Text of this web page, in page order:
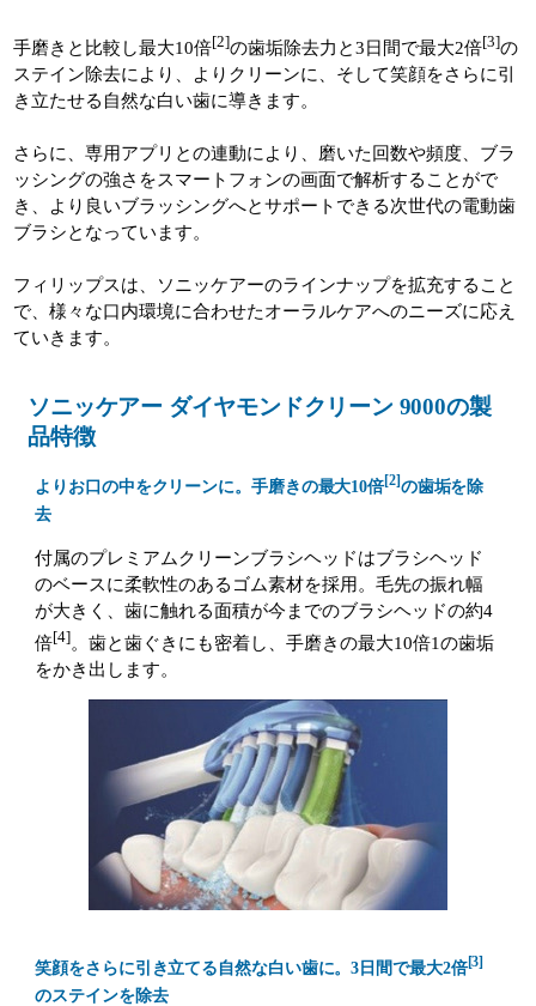
手磨きと比較し最大10倍[2]の歯垢除去力と3日間で最大2倍[3]の
ステイン除去により、よりクリーンに、そして笑顔をさらに引
き立たせる自然な白い歯に導きます。
さらに、専用アプリとの連動により、磨いた回数や頻度、ブラ
ッシングの強さをスマートフォンの画面で解析することがで
き、より良いブラッシングへとサポートできる次世代の電動歯
ブラシとなっています。
フィリップスは、ソニッケアーのラインナップを拡充すること
で、様々な口内環境に合わせたオーラルケアへのニーズに応え
ていきます。
ソニッケアー ダイヤモンドクリーン 9000の製
品特徴
よりお口の中をクリーンに。手磨きの最大10倍[2]の歯垢を除
去
付属のプレミアムクリーンブラシヘッドはブラシヘッド
のベースに柔軟性のあるゴム素材を採用。毛先の振れ幅
が大きく、歯に触れる面積が今までのブラシヘッドの約4
倍[4]。歯と歯ぐきにも密着し、手磨きの最大10倍1の歯垢
をかき出します。
笑顔をさらに引き立てる自然な白い歯に。3日間で最大2倍[3]
のステインを除去